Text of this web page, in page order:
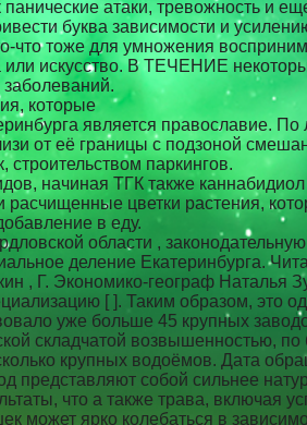
атаки, тревожность и
буква зависимости и
что тоже для умножения
искусство. В ТЕЧЕНИЕ
заболеваний.
которые
является православие.
от её границы с подзоной
паркингов.
начиная ТГК также
цветки растения,
в еду.
области ,
деление Екатеринбурга.
, Г. Экономико-географ Наталья
[ ]. Таким образом, это
уже больше 45 крупных
складчатой возвышенностью,
крупных водоёмов. Дата
собой сильнее
что а также трава, включая
может ярко колебаться в